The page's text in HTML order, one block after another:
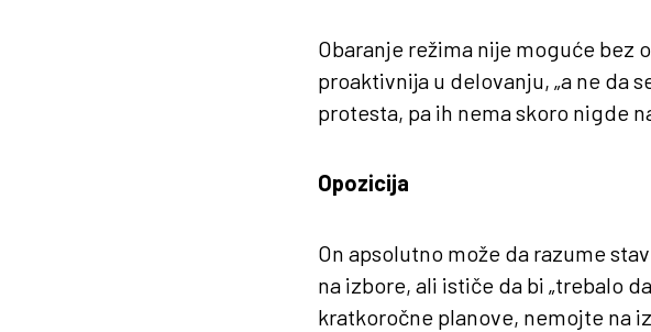
Obaranje režima nije moguće bez
proaktivnija u delovanju, „a ne da
protesta, pa ih nema skoro nigde
Opozicija
On apsolutno može da razume
na izbore, ali ističe da bi „trebalo
kratkoročne planove, nemojte na